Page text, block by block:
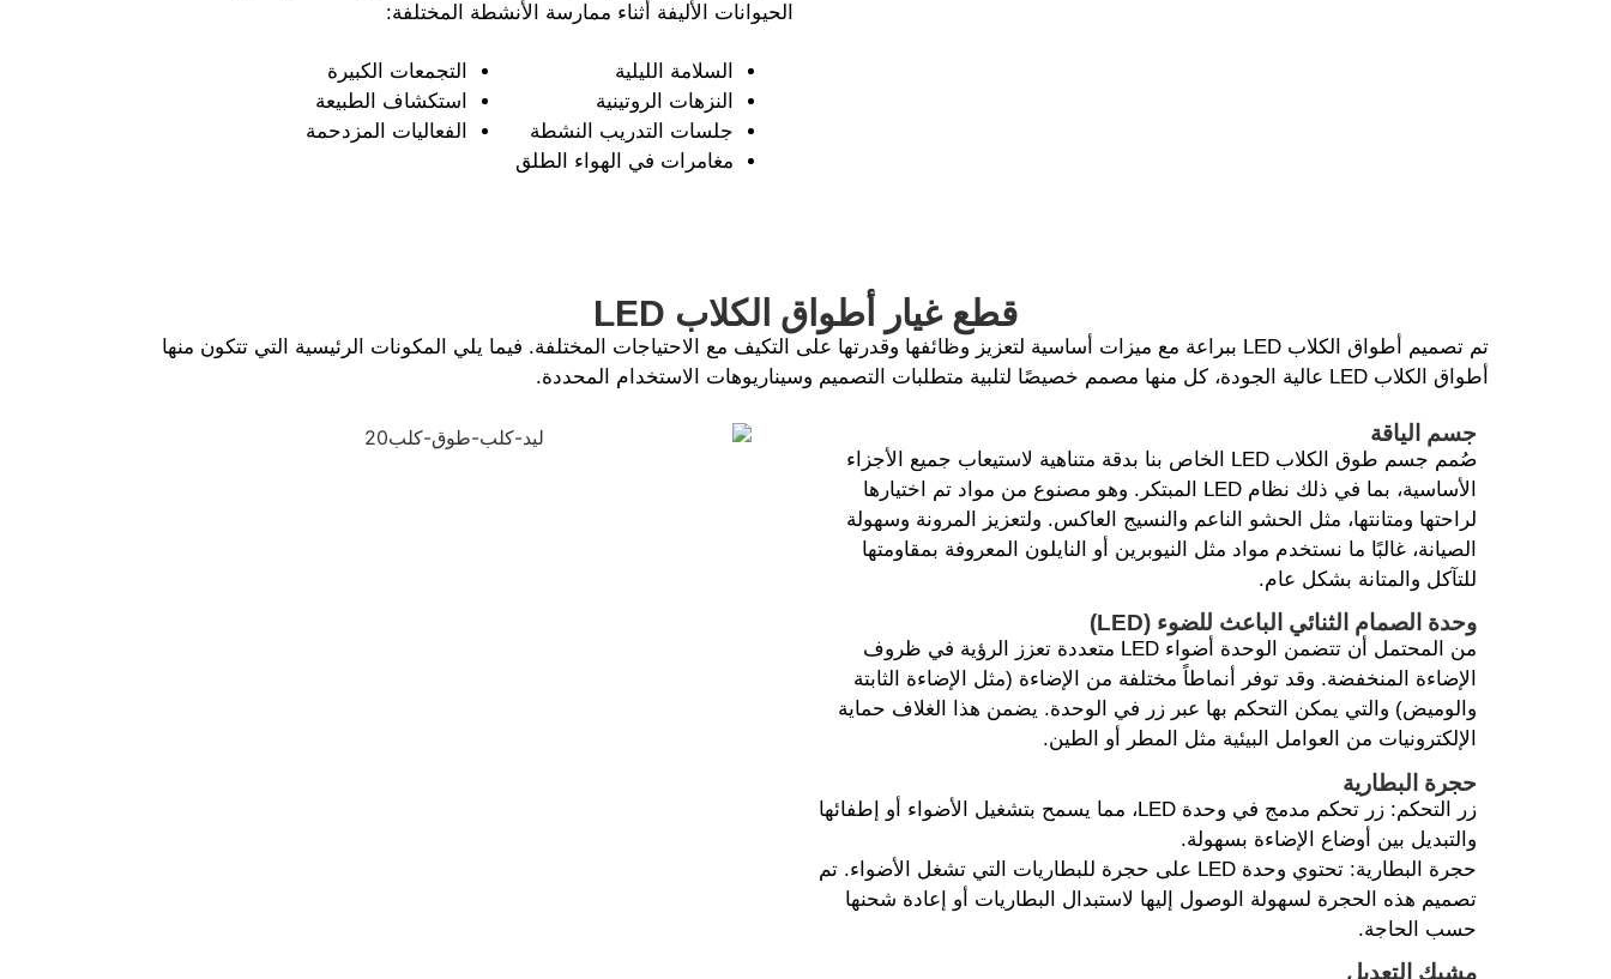
الحيوانات الأليفة أثناء ممارسة الأنشطة المختلفة:
السلامة الليلية
النزهات الروتينية
جلسات التدريب النشطة
مغامرات في الهواء الطلق
التجمعات الكبيرة
استكشاف الطبيعة
الفعاليات المزدحمة
قطع غيار أطواق الكلاب LED
تم تصميم أطواق الكلاب LED ببراعة مع ميزات أساسية لتعزيز وظائفها وقدرتها على التكيف مع الاحتياجات المختلفة. فيما يلي المكونات الرئيسية التي تتكون منها
أطواق الكلاب LED عالية الجودة، كل منها مصمم خصيصًا لتلبية متطلبات التصميم وسيناريوهات الاستخدام المحددة.
جسم الياقة
صُمم جسم طوق الكلاب LED الخاص بنا بدقة متناهية لاستيعاب جميع الأجزاء
الأساسية، بما في ذلك نظام LED المبتكر. وهو مصنوع من مواد تم اختيارها
لراحتها ومتانتها، مثل الحشو الناعم والنسيج العاكس. ولتعزيز المرونة وسهولة
الصيانة، غالبًا ما نستخدم مواد مثل النيوبرين أو النايلون المعروفة بمقاومتها
للتآكل والمتانة بشكل عام.
وحدة الصمام الثنائي الباعث للضوء (LED)
من المحتمل أن تتضمن الوحدة أضواء LED متعددة تعزز الرؤية في ظروف
الإضاءة المنخفضة. وقد توفر أنماطاً مختلفة من الإضاءة (مثل الإضاءة الثابتة
والوميض) والتي يمكن التحكم بها عبر زر في الوحدة. يضمن هذا الغلاف حماية
الإلكترونيات من العوامل البيئية مثل المطر أو الطين.
حجرة البطارية
زر التحكم: زر تحكم مدمج في وحدة LED، مما يسمح بتشغيل الأضواء أو إطفائها
والتبديل بين أوضاع الإضاءة بسهولة.
حجرة البطارية: تحتوي وحدة LED على حجرة للبطاريات التي تشغل الأضواء. تم
تصميم هذه الحجرة لسهولة الوصول إليها لاستبدال البطاريات أو إعادة شحنها
حسب الحاجة.
مشبك التعديل